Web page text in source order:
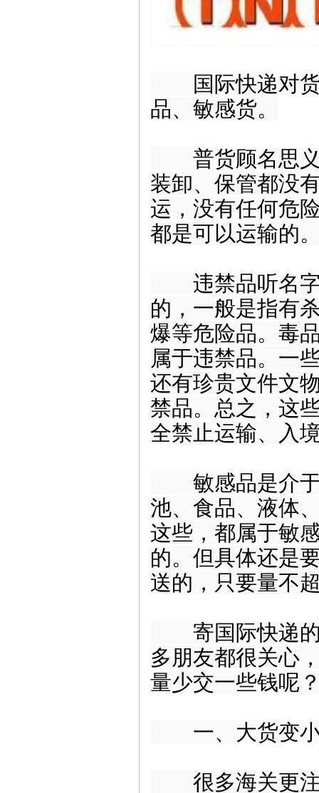
国际快递对货
品、敏感货。
普货顾名思义
装卸、保管都没
运，没有任何危
都是可以运输的
违禁品听名字
的，一般是指有
爆等危险品。毒
属于违禁品。一
还有珍贵文件文
禁品。总之，这
全禁止运输、入
敏感品是介于
池、食品、液体
这些，都属于敏
的。但具体还是
送的，只要量不
寄国际快递的
多朋友都很关心
量少交一些钱呢
一、大货变
很多海关更注